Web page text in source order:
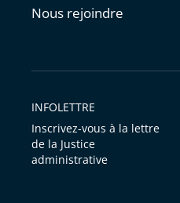
Nous rejoindre
INFOLETTRE
Inscrivez-vous à la lettre
de la Justice
administrative